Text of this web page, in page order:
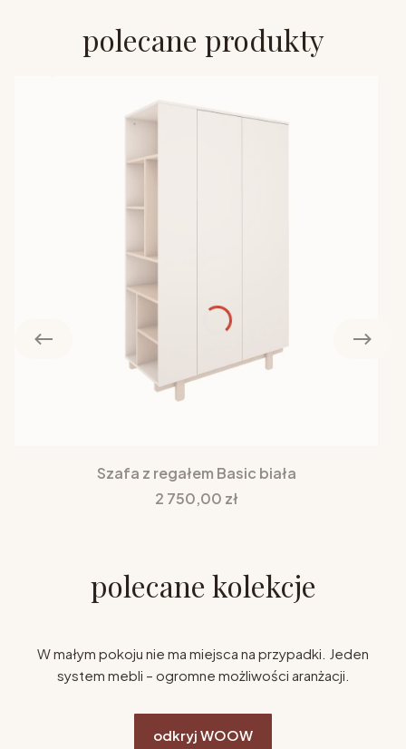
polecane produkty
Szafa z regałem Basic biała
Cena
2 750,00 zł
polecane kolekcje
W małym pokoju nie ma miejsca na przypadki. Jeden
system mebli – ogromne możliwości aranżacji.
odkryj WOOW